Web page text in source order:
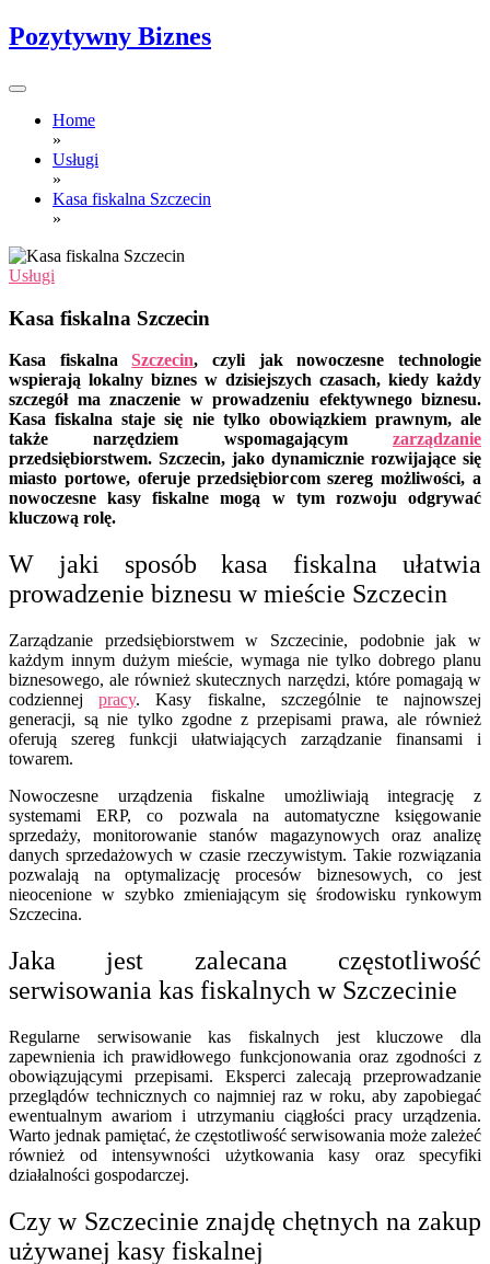
Skip
to
Pozytywny Biznes
Home
»
Usługi
»
Kasa fiskalna Szczecin
»
Usługi
Kasa fiskalna Szczecin
Kasa fiskalnaSzczecin, czyli jak nowoczesne technologie
wspierają lokalny biznes w dzisiejszych czasach, kiedy każdy
szczegół ma znaczenie w prowadzeniu efektywnego biznesu.
Kasa fiskalna staje się nie tylko obowiązkiem prawnym, ale
także narzędziem wspomagającym zarządzanie
przedsiębiorstwem. Szczecin, jako dynamicznie rozwijające się
miasto portowe, oferuje przedsiębiorcom szereg możliwości, a
nowoczesne kasy fiskalne mogą w tym rozwoju odgrywać
kluczową rolę.
W jaki sposób kasa fiskalna ułatwia
prowadzenie biznesu w mieście Szczecin
Zarządzanie przedsiębiorstwem w Szczecinie, podobnie jak w
każdym innym dużym mieście, wymaga nie tylko dobrego planu
biznesowego, ale również skutecznych narzędzi, które pomagają w
codziennejpracy. Kasy fiskalne, szczególnie te najnowszej
generacji, są nie tylko zgodne z przepisami prawa, ale również
oferują szereg funkcji ułatwiających zarządzanie finansami i
towarem.
Nowoczesne urządzenia fiskalne umożliwiają integrację z
systemami ERP, co pozwala na automatyczne księgowanie
sprzedaży, monitorowanie stanów magazynowych oraz analizę
danych sprzedażowych w czasie rzeczywistym. Takie rozwiązania
pozwalają na optymalizację procesów biznesowych, co jest
nieocenione w szybko zmieniającym się środowisku rynkowym
Szczecina.
Jaka jest zalecana częstotliwość
serwisowania kas fiskalnych w Szczecinie
Regularne serwisowanie kas fiskalnych jest kluczowe dla
zapewnienia ich prawidłowego funkcjonowania oraz zgodności z
obowiązującymi przepisami. Eksperci zalecają przeprowadzanie
przeglądów technicznych co najmniej raz w roku, aby zapobiegać
ewentualnym awariom i utrzymaniu ciągłości pracy urządzenia.
Warto jednak pamiętać, że częstotliwość serwisowania może zależeć
również od intensywności użytkowania kasy oraz specyfiki
działalności gospodarczej.
Czy w Szczecinie znajdę chętnych na zakup
używanej kasy fiskalnej